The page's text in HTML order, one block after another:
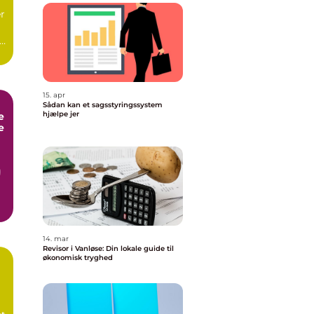
15. apr
Sådan kan et sagsstyringssystem
hjælpe jer
14. mar
Revisor i Vanløse: Din lokale guide til
økonomisk tryghed